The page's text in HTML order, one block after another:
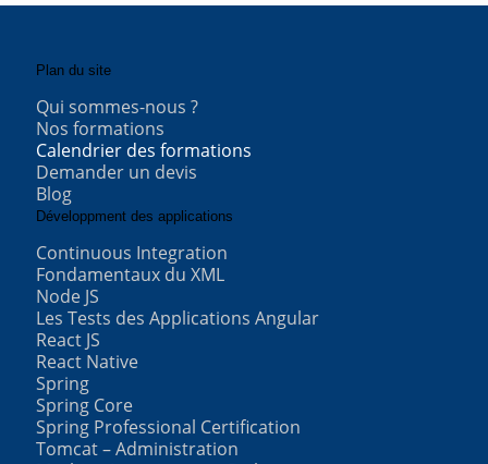
Plan du site
Qui sommes-nous ?
Nos formations
Calendrier des formations
Demander un devis
Blog
Développment des applications
Continuous Integration
Fondamentaux du XML
Node JS
Les Tests des Applications Angular
React JS
React Native
Spring
Spring Core
Spring Professional Certification
Tomcat – Administration